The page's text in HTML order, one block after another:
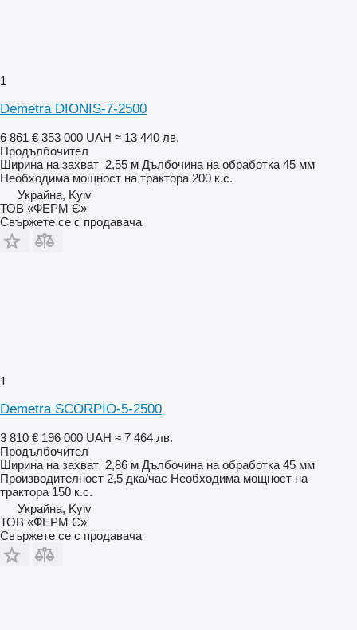
1
Demetra DIONIS-7-2500
6 861 € 353 000 UAH ≈ 13 440 лв.
Продълбочител
Ширина на захват 2,55 м Дълбочина на обработка 45 мм
Необходима мощност на трактора 200 к.с.
Украйна, Kyiv
ТОВ «ФЕРМ Є»
Свържете се с продавача
1
Demetra SCORPIO-5-2500
3 810 € 196 000 UAH ≈ 7 464 лв.
Продълбочител
Ширина на захват 2,86 м Дълбочина на обработка 45 мм
Производителност 2,5 дка/час Необходима мощност на
трактора 150 к.с.
Украйна, Kyiv
ТОВ «ФЕРМ Є»
Свържете се с продавача